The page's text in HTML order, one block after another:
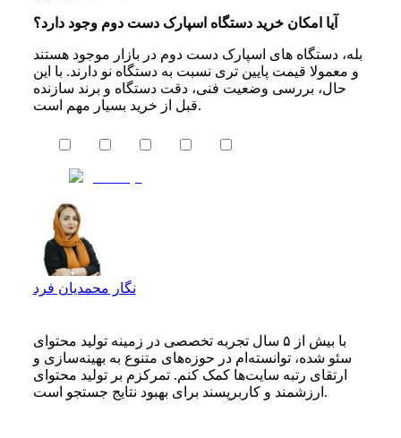
آیا امکان خرید دستگاه اسپارک دست دوم وجود دارد؟
بله، دستگاه های اسپارک دست دوم در بازار موجود هستند
و معمولا قیمت پایین تری نسبت به دستگاه نو دارند. با این
حال، بررسی وضعیت فنی، دقت دستگاه و برند سازنده
قبل از خرید بسیار مهم است.
نگار محمدیان فرد
با بیش از ۵ سال تجربه تخصصی در زمینه تولید محتوای
سئو شده، توانسته‌ام در حوزه‌های متنوع به بهینه‌سازی و
ارتقای رتبه سایت‌ها کمک کنم. تمرکزم بر تولید محتوای
ارزشمند و کاربرپسند برای بهبود نتایج جستجو است.